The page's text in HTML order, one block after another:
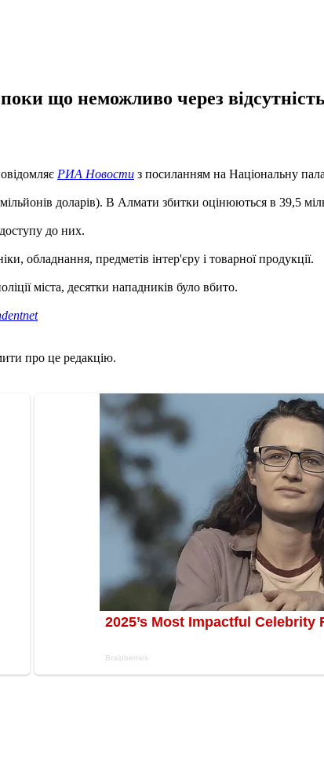
що неможливо через
РИА Новости з посиланням на Національну
доларів). В Алмати збитки оцінюються в 39,5
до них.
обладнання, предметів інтер'єру і товарної продукції.
міста, десятки нападників було вбито.
про це редакцію.